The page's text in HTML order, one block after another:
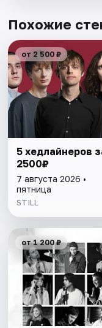
Похожие
от 2 500 ₽
5 хедлайнеров
2500₽
7 августа 2026 •
пятница
STILL
от 1 200 ₽